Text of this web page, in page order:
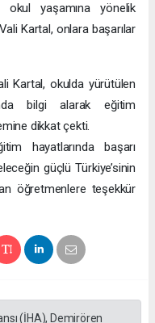
okul yaşamına yönelik
Kartal, onlara başarılar
Kartal, okulda yürütülen
bilgi alarak eğitim
dikkat çekti.
hayatlarında başarı
güçlü Türkiye’sinin
öğretmenlere teşekkür
(İHA), Demirören